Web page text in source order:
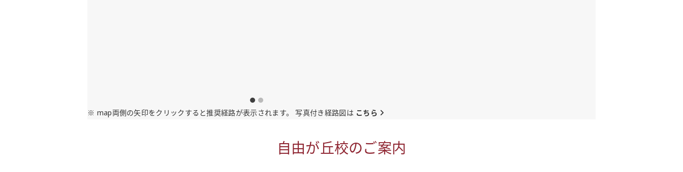
※ map両側の矢印をクリックすると推奨経路が表示されます。 写真付き経路図は こちら
自由が丘校のご案内